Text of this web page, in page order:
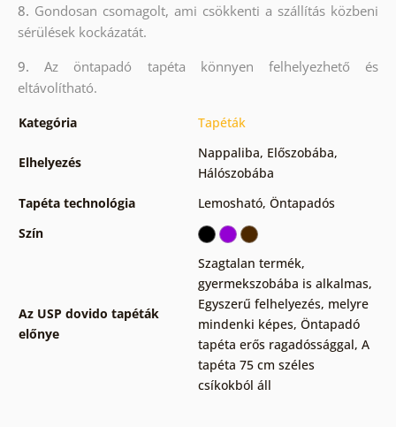
8. Gondosan csomagolt, ami csökkenti a szállítás közbeni
sérülések kockázatát.
9.Az öntapadó tapéta könnyen felhelyezhető és
eltávolítható.
Kategória Tapéták
Elhelyezés
Nappaliba, Előszobába,
Hálószobába
Tapéta technológia
Lemosható, Öntapadós
Szín
Az USP dovido tapéták
előnye
Szagtalan termék,
gyermekszobába is alkalmas,
Egyszerű felhelyezés, melyre
mindenki képes, Öntapadó
tapéta erős ragadóssággal, A
tapéta 75 cm széles
csíkokból áll